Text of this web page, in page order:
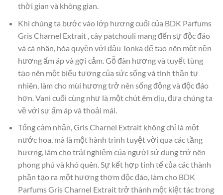
thời gian và không gian.
Khi chúng ta bước vào lớp hương cuối của BDK Parfums
Gris Charnel Extrait , cây patchouli mang đến sự độc đáo
và cá nhân, hòa quyện với đậu Tonka để tạo nên một nền
hương ấm áp và gợi cảm. Gỗ đàn hương và tuyết tùng
tạo nên một biểu tượng của sức sống và tinh thần tự
nhiên, làm cho mùi hương trở nên sống động và độc đáo
hơn. Vani cuối cùng như là một chút êm dịu, đưa chúng ta
về với sự ấm áp và thoải mái.
Tổng cảm nhận, Gris Charnel Extrait không chỉ là một
nước hoa, mà là một hành trình tuyệt vời qua các tầng
hương, làm cho trải nghiệm của người sử dụng trở nên
phong phú và khó quên. Sự kết hợp tinh tế của các thành
phần tạo ra một hương thơm độc đáo, làm cho BDK
Parfums Gris Charnel Extrait trở thành một kiệt tác trong